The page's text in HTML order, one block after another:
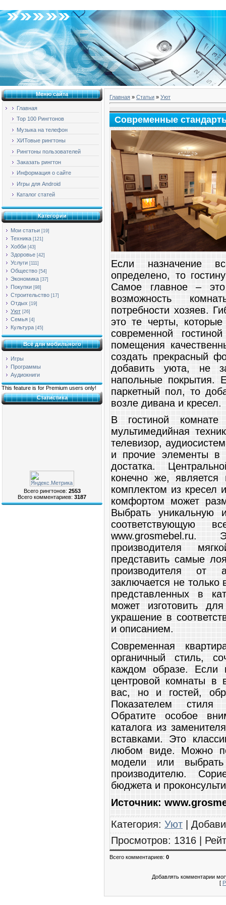
Меню сайта
Главная
Top 100 Рингтонов
Музыка на телефон
ХИТовые рингтоны
Рингтоны пользователей
Заказать рингтон
Информация о сайте
Игры для Android
Каталог статей
Категории
Мои статьи [19]
Техника [121]
Хобби [43]
Здоровье [42]
Услуги [111]
Общество [54]
Экономика [37]
Покупки [98]
Строительство [17]
Отдых [19]
Уют [26]
Семья [4]
Культура [45]
Всё для мобильного
Игры
Программы
Аудиокниги
This feature is for Premium users only!
Статистика
Всего рингтонов: 2553
Всего комментариев: 3187
Главная » Статьи » Уют
Современные
Если назначение
определено, то
Самое главное –
возможность
потребности хозяев.
это те черты,
современной
помещения
создать прекрасный
добавить уюта, не
напольные покрытия.
паркетный пол, то
возле дивана и кресел.
В гостиной комнате
мультимедийная
телевизор,
и прочие элементы в
достатка.
конечно же, является
комплектом из кресел
комфортом может
Выбрать уникальную
соответствующую
www.grosmebel.ru.
производителя
представить самые
производителя от
заключается не
представленных в
может изготовить
украшение в
и описанием.
Современная
органичный стиль,
каждом образе. Если
центровой комнаты в
вас, но и гостей,
Показателем стиля
Обратите особое
каталога из
вставками. Это
любом виде. Можно
модели или
производителю.
бюджета и
Источник:
Категория: Уют |
Просмотров: 1316 |
Всего комментариев: 0
Добавлять комментарии
[